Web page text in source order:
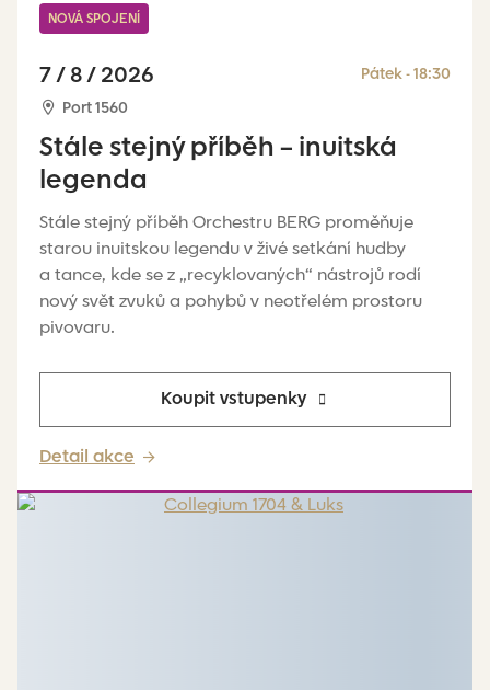
Stále stejný příběh – inuitská
legenda
Stále stejný příběh Orchestru BERG proměňuje
starou inuitskou legendu v živé setkání hudby
a tance, kde se z „recyklovaných“ nástrojů rodí
nový svět zvuků a pohybů v neotřelém prostoru
pivovaru.
NOVÁ SPOJENÍ
7 / 8 / 2026
Pátek - 18:30
Port 1560
Koupit vstupenky
Detail akce